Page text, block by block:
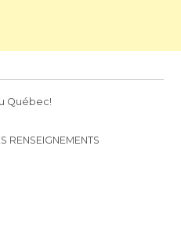
Québec!
RENSEIGNEMENTS